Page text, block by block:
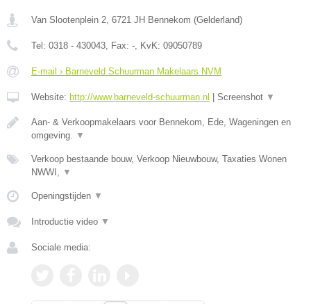
Van Slootenplein 2 6721 JH Bennekom (Gelderland)
Tel: 0318 - 430043 , Fax: - , KvK: 09050789
E-mail › Barneveld Schuurman Makelaars NVM
Website: http://www.barneveld-schuurman.nl | Screenshot ▼
Aan- & Verkoopmakelaars voor Bennekom, Ede, Wageningen en
omgeving.
▼
Verkoop bestaande bouw, Verkoop Nieuwbouw, Taxaties Wonen
NWWI,
▼
Openingstijden ▼
Introductie video ▼
Sociale media: